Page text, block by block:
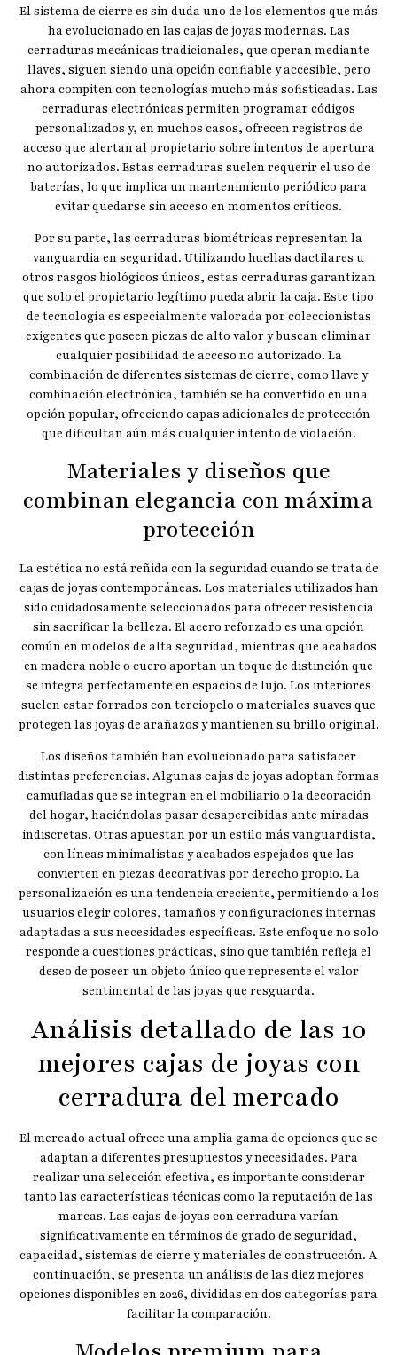
El sistema de cierre es sin duda uno de los elementos que más
ha evolucionado en las cajas de joyas modernas. Las
cerraduras mecánicas tradicionales, que operan mediante
llaves, siguen siendo una opción confiable y accesible, pero
ahora compiten con tecnologías mucho más sofisticadas. Las
cerraduras electrónicas permiten programar códigos
personalizados y, en muchos casos, ofrecen registros de
acceso que alertan al propietario sobre intentos de apertura
no autorizados. Estas cerraduras suelen requerir el uso de
baterías, lo que implica un mantenimiento periódico para
evitar quedarse sin acceso en momentos críticos.
Por su parte, las cerraduras biométricas representan la
vanguardia en seguridad. Utilizando huellas dactilares u
otros rasgos biológicos únicos, estas cerraduras garantizan
que solo el propietario legítimo pueda abrir la caja. Este tipo
de tecnología es especialmente valorada por coleccionistas
exigentes que poseen piezas de alto valor y buscan eliminar
cualquier posibilidad de acceso no autorizado. La
combinación de diferentes sistemas de cierre, como llave y
combinación electrónica, también se ha convertido en una
opción popular, ofreciendo capas adicionales de protección
que dificultan aún más cualquier intento de violación.
Materiales y diseños que
combinan elegancia con máxima
protección
La estética no está reñida con la seguridad cuando se trata de
cajas de joyas contemporáneas. Los materiales utilizados han
sido cuidadosamente seleccionados para ofrecer resistencia
sin sacrificar la belleza. El acero reforzado es una opción
común en modelos de alta seguridad, mientras que acabados
en madera noble o cuero aportan un toque de distinción que
se integra perfectamente en espacios de lujo. Los interiores
suelen estar forrados con terciopelo o materiales suaves que
protegen las joyas de arañazos y mantienen su brillo original.
Los diseños también han evolucionado para satisfacer
distintas preferencias. Algunas cajas de joyas adoptan formas
camufladas que se integran en el mobiliario o la decoración
del hogar, haciéndolas pasar desapercibidas ante miradas
indiscretas. Otras apuestan por un estilo más vanguardista,
con líneas minimalistas y acabados espejados que las
convierten en piezas decorativas por derecho propio. La
personalización es una tendencia creciente, permitiendo a los
usuarios elegir colores, tamaños y configuraciones internas
adaptadas a sus necesidades específicas. Este enfoque no solo
responde a cuestiones prácticas, sino que también refleja el
deseo de poseer un objeto único que represente el valor
sentimental de las joyas que resguarda.
Análisis detallado de las 10
mejores cajas de joyas con
cerradura del mercado
El mercado actual ofrece una amplia gama de opciones que se
adaptan a diferentes presupuestos y necesidades. Para
realizar una selección efectiva, es importante considerar
tanto las características técnicas como la reputación de las
marcas. Las cajas de joyas con cerradura varían
significativamente en términos de grado de seguridad,
capacidad, sistemas de cierre y materiales de construcción. A
continuación, se presenta un análisis de las diez mejores
opciones disponibles en 2026, divididas en dos categorías para
facilitar la comparación.